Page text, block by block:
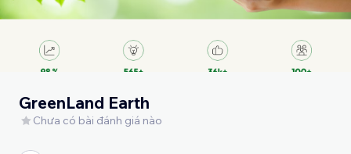
GreenLand Earth
Chưa có bài đánh giá nào